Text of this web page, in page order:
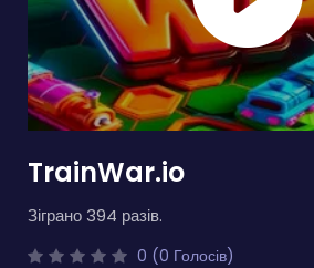
TrainWar.io
Зіграно 394 разів.
0 (0 Голосів)